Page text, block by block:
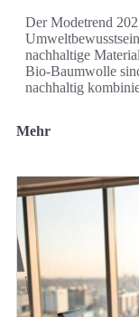
Der Modetrend
nachhaltige
Bio-Baumwolle
nachhaltig
Mehr